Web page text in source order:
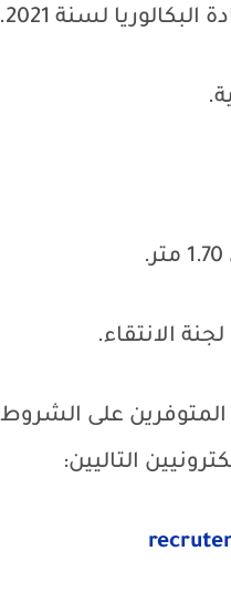
لسنة 2021.
الانتقاء.
على
التاليين: